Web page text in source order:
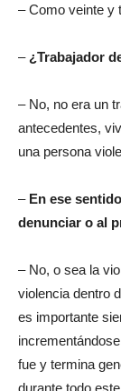
– Como veinte y
– ¿Trabajador
– No, no era un
antecedentes,
una persona
– En ese
denunciar o al
– No, o sea la
violencia dentro
es importante
fue y termina
durante todo